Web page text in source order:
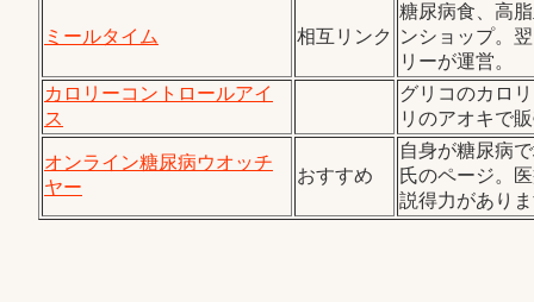
ミールタイム 相互リンク
糖尿病食、高
ンショップ。
リーが運営。
カロリーコントロールアイ
ス
グリコのカロ
リのアオキで
オンライン糖尿病ウオッチ
ヤー
おすすめ
自身が糖尿病
氏のページ。
説得力があり